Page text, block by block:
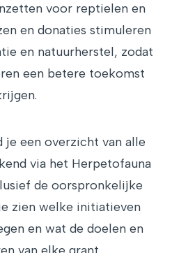
voor reptielen en
en donaties stimuleren
en natuurherstel, zodat
een betere toekomst
je een overzicht van alle
via het Herpetofauna
de oorspronkelijke
zien welke initiatieven
en wat de doelen en